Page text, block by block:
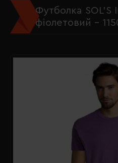
Футболка SOL'S
фіолетовий -